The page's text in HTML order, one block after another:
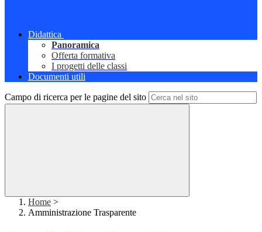
Didattica
Panoramica
Offerta formativa
I progetti delle classi
Documenti utili
Campo di ricerca per le pagine del sito
Home >
Amministrazione Trasparente